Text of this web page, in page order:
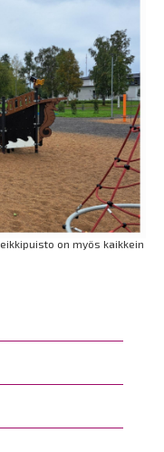
on myös kaikkein